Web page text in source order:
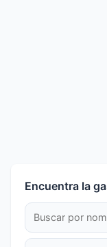
Encuentra la